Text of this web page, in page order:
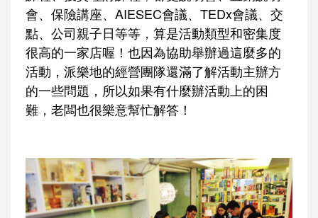
會、保險講座、AIESEC會議、TEDx會議、交
點、公司親子日等等，算是活動類型和密集度
很高的一家店喔！也因為協助舉辦過這麼多的
活動，派樂地的經營團隊還滿了解活動主辦方
的一些問題，所以如果有什麼辦活動上的困
難，老闆也很樂意幫忙解答！